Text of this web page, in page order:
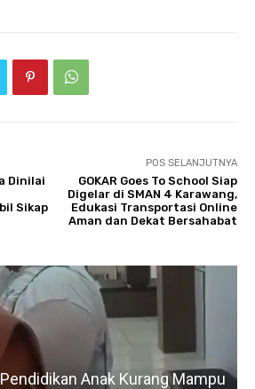
Dinilai
Sikap
POS SELANJUTNYA
GOKAR Goes To School Siap
Digelar di SMAN 4 Karawang,
Edukasi Transportasi Online
Aman dan Dekat Bersahabat‎
Gerak Cepat H. Karsim